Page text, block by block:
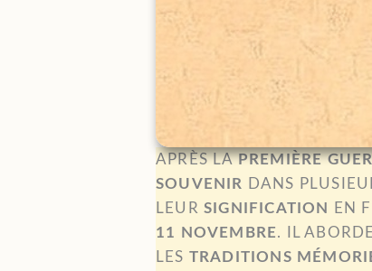
APRÈS LAPREMIÈRE
SOUVENIR
DANS
LEUR SIGNIFICATION EN
11 NOVEMBRE. IL
LES TRADITIONS